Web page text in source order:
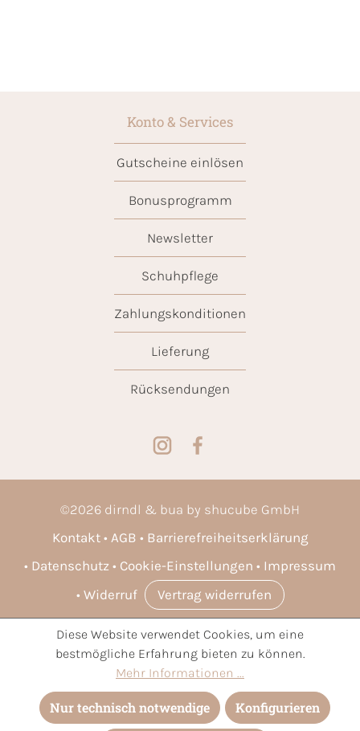
Konto & Services
Gutscheine einlösen
Bonusprogramm
Newsletter
Schuhpflege
Zahlungskonditionen
Lieferung
Rücksendungen
©2026 dirndl & bua by shucube GmbH
Kontakt
AGB
Barrierefreiheitserklärung
Datenschutz
Cookie-Einstellungen
Impressum
Widerruf
Vertrag widerrufen
* Alle Preise inkl. gesetzl. Mehrwertsteuer zzgl.Versandkosten
und ggf. Nachnahmegebühren, wenn nicht anders angegeben.
Diese Website verwendet Cookies, um eine
bestmögliche Erfahrung bieten zu können.
Mehr Informationen ...
Nur technisch notwendige Konfigurieren